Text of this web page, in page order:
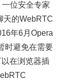
位安全专家
天的WebRTC
年6月Opera
时避免在需要
在浏览器插